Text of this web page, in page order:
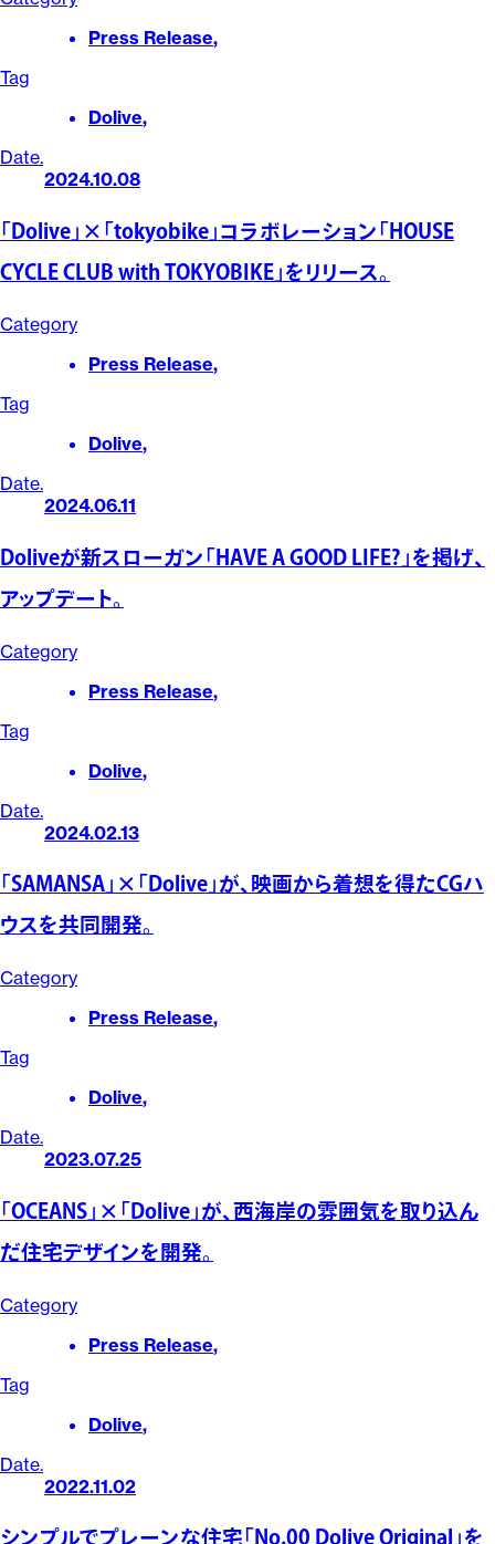
Press Release,
Tag
Dolive,
Date.
2024.10.08
「Dolive」×「tokyobike」コラボレーション「HOUSE
CYCLE CLUB with TOKYOBIKE」をリリース。
Category
Press Release,
Tag
Dolive,
Date.
2024.06.11
Doliveが新スローガン「HAVE A GOOD LIFE?」を掲げ、
アップデート。
Category
Press Release,
Tag
Dolive,
Date.
2024.02.13
「SAMANSA」×「Dolive」が、映画から着想を得たCGハ
ウスを共同開発。
Category
Press Release,
Tag
Dolive,
Date.
2023.07.25
「OCEANS」×「Dolive」が、西海岸の雰囲気を取り込ん
だ住宅デザインを開発。
Category
Press Release,
Tag
Dolive,
Date.
2022.11.02
シンプルでプレーンな住宅「No.00 Dolive Original」を